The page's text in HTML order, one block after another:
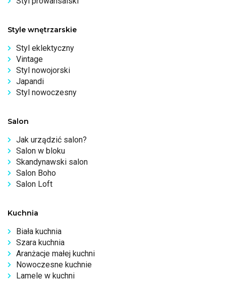
Style wnętrzarskie
Styl eklektyczny
Vintage
Styl nowojorski
Japandi
Styl nowoczesny
Salon
Jak urządzić salon?
Salon w bloku
Skandynawski salon
Salon Boho
Salon Loft
Kuchnia
Biała kuchnia
Szara kuchnia
Aranżacje małej kuchni
Nowoczesne kuchnie
Lamele w kuchni